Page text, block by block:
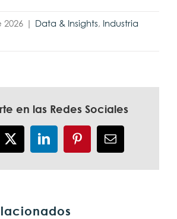
| Data & Insights, Industria
en las Redes Sociales
X LinkedInPinterestCorreo
electrónico